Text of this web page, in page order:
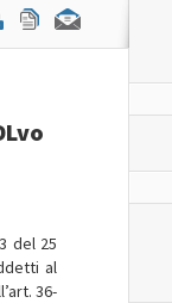
del 25
al
36-